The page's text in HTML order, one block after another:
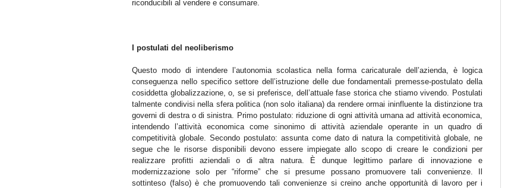
riconducibili al vendere e consumare.
I postulati del neoliberismo
Questo modo di intendere l’autonomia scolastica nella forma caricaturale dell’azienda, è logica
conseguenza nello specifico settore dell’istruzione delle due fondamentali premesse-postulato della
cosiddetta globalizzazione, o, se si preferisce, dell’attuale fase storica che stiamo vivendo. Postulati
talmente condivisi nella sfera politica (non solo italiana) da rendere ormai ininfluente la distinzione tra
governi di destra o di sinistra. Primo postulato: riduzione di ogni attività umana ad attività economica,
intendendo l’attività economica come sinonimo di attività aziendale operante in un quadro di
competitività globale. Secondo postulato: assunta come dato di natura la competitività globale, ne
segue che le risorse disponibili devono essere impiegate allo scopo di creare le condizioni per
realizzare profitti aziendali o di altra natura. È dunque legittimo parlare di innovazione e
modernizzazione solo per “riforme” che si presume possano promuovere tali convenienze. Il
sottinteso (falso) è che promuovendo tali convenienze si creino anche opportunità di lavoro per i